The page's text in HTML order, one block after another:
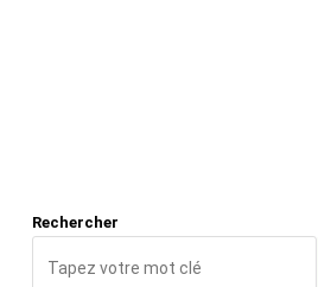
Rechercher